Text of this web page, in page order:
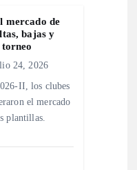
mercado de
bajas y
24, 2026
II, los clubes
el mercado
plantillas.